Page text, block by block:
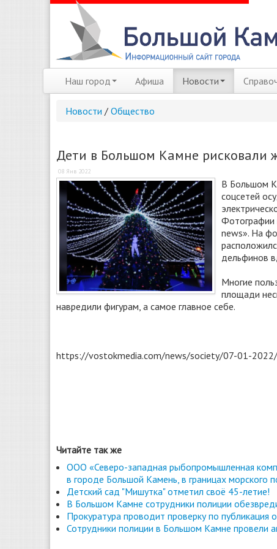
Наш город Афиша Новости
Новости / Общество
Дети в Большом Камне рисковали
08 Янв 2022
В Большом
соцсетей
Фотографии
news». На
дельфинов
Многие
площади
навредили фигурам, а самое главное себе.
https://vostokmedia.com/news/society/07-01-
Читайте так же
ООО «Северо-западная рыбопромышленная
в городе Большой Камень, в границах морского
Детский сад "Мишутка" отметил своё 45-летие!
В Большом Камне сотрудники полиции
Прокуратура проводит проверку по публикация
Сотрудники полиции в Большом Камне провели